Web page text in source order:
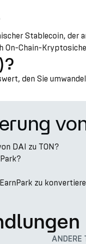
Stablecoin, der
On-Chain-
den Sie
DAI zu TON?
zu
ANDERE